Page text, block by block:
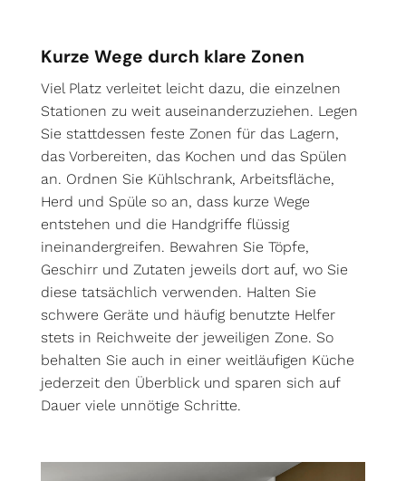
Kurze Wege durch klare Zonen
Viel Platz verleitet leicht dazu, die einzelnen
Stationen zu weit auseinanderzuziehen. Legen
Sie stattdessen feste Zonen für das Lagern,
das Vorbereiten, das Kochen und das Spülen
an. Ordnen Sie Kühlschrank, Arbeitsfläche,
Herd und Spüle so an, dass kurze Wege
entstehen und die Handgriffe flüssig
ineinandergreifen. Bewahren Sie Töpfe,
Geschirr und Zutaten jeweils dort auf, wo Sie
diese tatsächlich verwenden. Halten Sie
schwere Geräte und häufig benutzte Helfer
stets in Reichweite der jeweiligen Zone. So
behalten Sie auch in einer weitläufigen Küche
jederzeit den Überblick und sparen sich auf
Dauer viele unnötige Schritte.